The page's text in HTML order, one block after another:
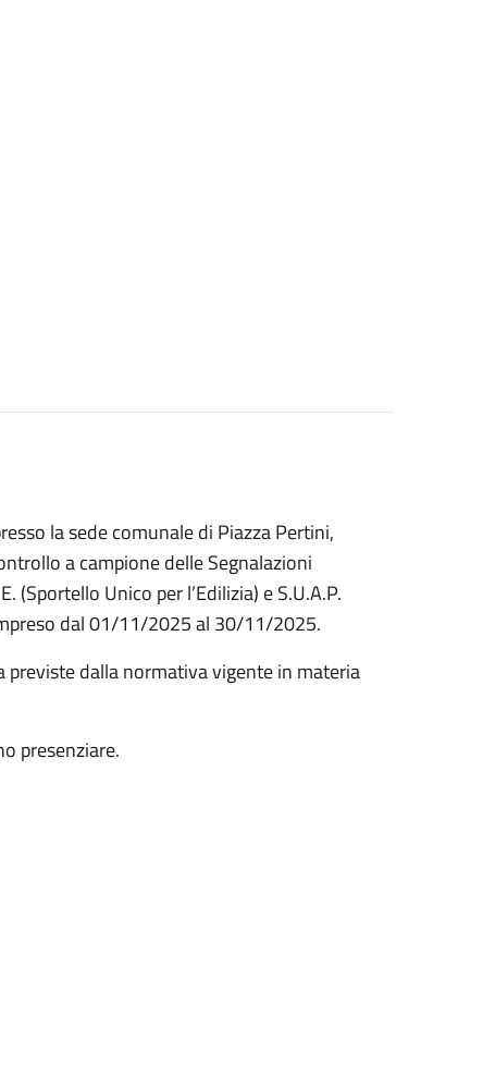
la sede comunale di Piazza Pertini,
a campione delle Segnalazioni
(Sportello Unico per l’Edilizia) e S.U.A.P.
dal 01/11/2025 al 30/11/2025.
previste dalla normativa vigente in materia
presenziare.